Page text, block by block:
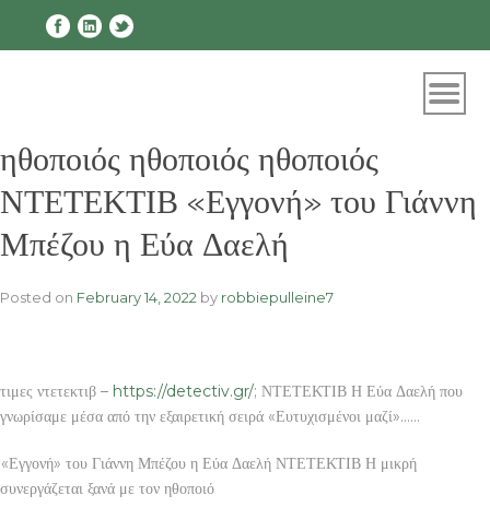
ηθοποιός ηθοποιός ηθοποιός
ΝΤΕΤΕΚΤΙΒ «Εγγονή» του Γιάννη
Μπέζου η Εύα Δαελή
Posted on February 14, 2022 by robbiepulleine7
τιμες ντετεκτιβ – https://detectiv.gr/; ΝΤΕΤΕΚΤΙΒ Η Εύα Δαελή που
γνωρίσαμε μέσα από την εξαιρετική σειρά «Ευτυχισμένοι μαζί»……
«Εγγονή» του Γιάννη Μπέζου η Εύα Δαελή ΝΤΕΤΕΚΤΙΒ Η μικρή
συνεργάζεται ξανά με τον ηθοποιό